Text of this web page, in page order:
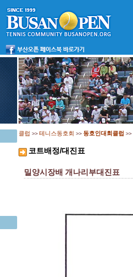
클럽 >> 테니스동호회 >> 동호인대회클럽 >>
코트배정/대진표
밀양시장배 개나리부대진표